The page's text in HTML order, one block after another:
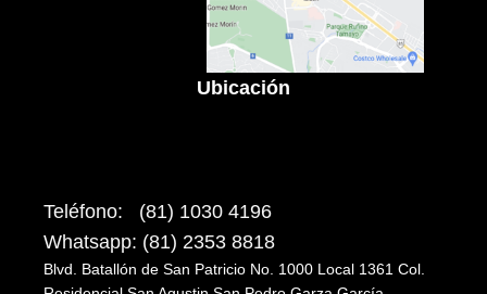
Ubicación
Teléfono: (81) 1030 4196
Whatsapp: (81) 2353 8818
Blvd. Batallón de San Patricio No. 1000 Local 1361 Col.